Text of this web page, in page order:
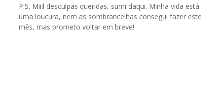
P.S. Miiil desculpas queridas, sumi daqui. Minha vida está
uma loucura, nem as sombrancelhas consegui fazer este
mês, mas prometo voltar em breve!